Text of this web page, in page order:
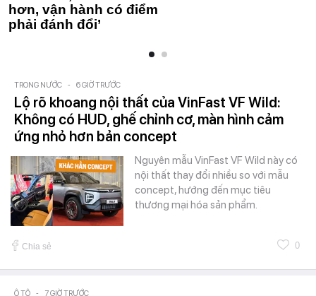
hơn, vận hành có điểm
phải đánh đổi’
TRONG NƯỚC - 6 GIỜ TRƯỚC
Lộ rõ khoang nội thất của VinFast VF Wild:
Không có HUD, ghế chỉnh cơ, màn hình cảm
ứng nhỏ hơn bản concept
Nguyên mẫu VinFast VF Wild này có
nội thất thay đổi nhiều so với mẫu
concept, hướng đến mục tiêu
thương mại hóa sản phẩm.
Chia sẻ 0
Ô TÔ - 7 GIỜ TRƯỚC